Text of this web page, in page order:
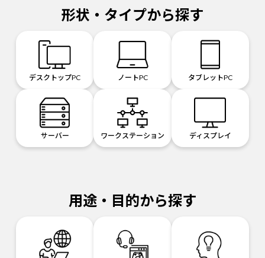
形状・タイプから探す
デスクトップPC ノートPC タブレットPC
サーバー ワークステーション ディスプレイ
用途・目的から探す